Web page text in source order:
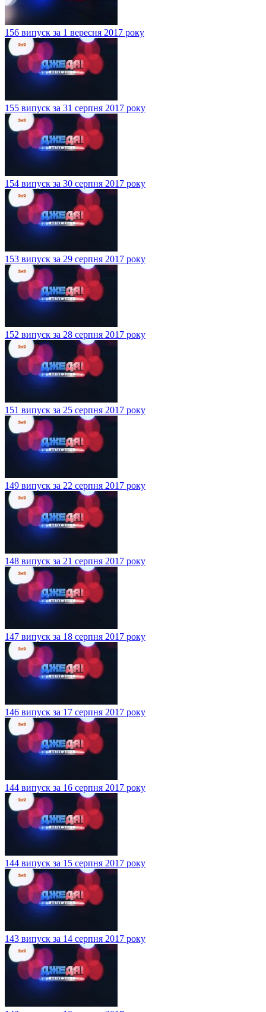
156 випуск за 1 вересня 2017 року
155 випуск за 31 серпня 2017 року
154 випуск за 30 серпня 2017 року
153 випуск за 29 серпня 2017 року
152 випуск за 28 серпня 2017 року
151 випуск за 25 серпня 2017 року
149 випуск за 22 серпня 2017 року
148 випуск за 21 серпня 2017 року
147 випуск за 18 серпня 2017 року
146 випуск за 17 серпня 2017 року
144 випуск за 16 серпня 2017 року
144 випуск за 15 серпня 2017 року
143 випуск за 14 серпня 2017 року